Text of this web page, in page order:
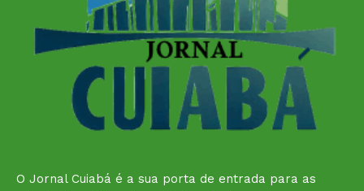
O Jornal Cuiabá é a sua porta de entrada para as